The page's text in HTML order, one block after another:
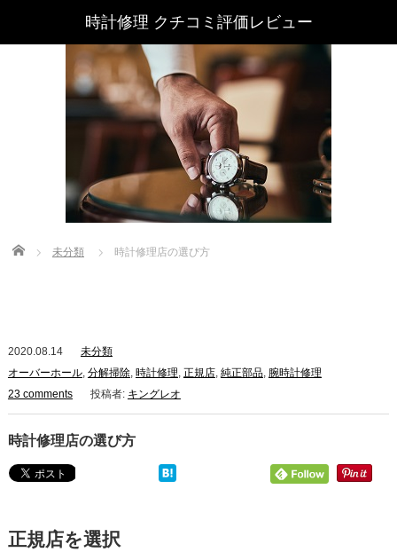
時計修理 クチコミ評価レビュー
Home 未分類 時計修理店の選び方
2020.08.14
未分類
オーバーホール, 分解掃除, 時計修理, 正規店, 純正部品, 腕時計修理
23 comments
投稿者: キングレオ
時計修理店の選び方
正規店を選択